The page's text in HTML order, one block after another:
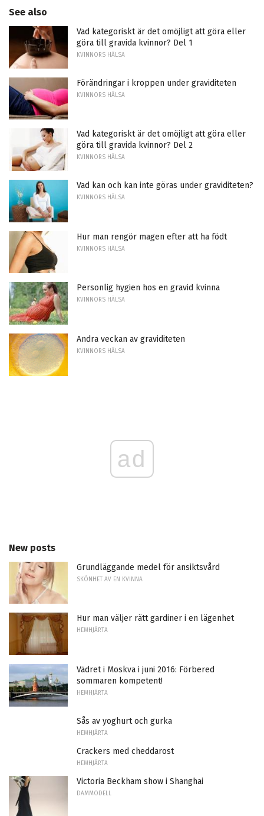
See also
Vad kategoriskt är det omöjligt att göra eller
göra till gravida kvinnor? Del 1
KVINNORS HÄLSA
Förändringar i kroppen under graviditeten
KVINNORS HÄLSA
Vad kategoriskt är det omöjligt att göra eller
göra till gravida kvinnor? Del 2
KVINNORS HÄLSA
Vad kan och kan inte göras under graviditeten?
KVINNORS HÄLSA
Hur man rengör magen efter att ha födt
KVINNORS HÄLSA
Personlig hygien hos en gravid kvinna
KVINNORS HÄLSA
Andra veckan av graviditeten
KVINNORS HÄLSA
ad
New posts
Grundläggande medel för ansiktsvård
SKÖNHET AV EN KVINNA
Hur man väljer rätt gardiner i en lägenhet
HEMHJÄRTA
Vädret i Moskva i juni 2016: Förbered
sommaren kompetent!
HEMHJÄRTA
Sås av yoghurt och gurka
HEMHJÄRTA
Crackers med cheddarost
HEMHJÄRTA
Victoria Beckham show i Shanghai
DAMMODELL